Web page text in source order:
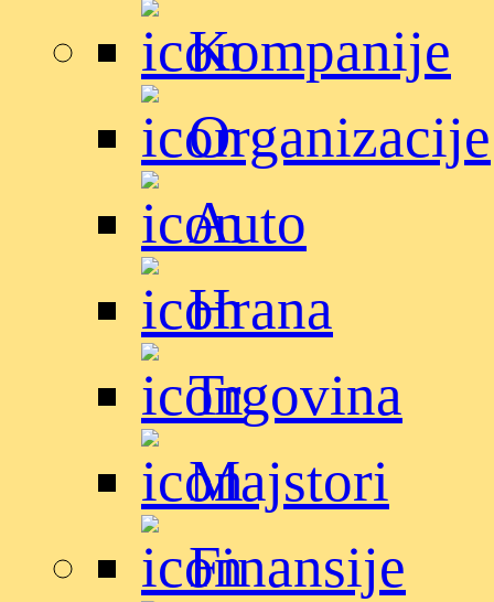
Kompanije
Organizacije
Auto
Hrana
Trgovina
Majstori
Finansije